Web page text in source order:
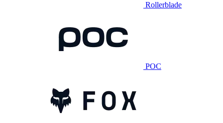
Rollerblade
POC